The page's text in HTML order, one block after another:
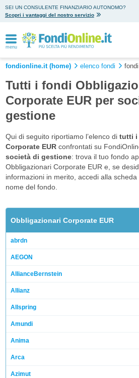
SEI UN CONSULENTE FINANZIARIO AUTONOMO?
Scopri i vantaggi del nostro servizio
menu
fondionline.it (home) elenco fondi
Tutti i fondi
Corporate EUR per
gestione
Qui di seguito riportiamo l’elenco di tutti i
Corporate EURconfrontati su
società di gestione: trova il tuo fondo
Obbligazionari Corporate EUR e, se
informazioni in merito, accedi alla
nome del fondo.
Obbligazionari Corporate EUR
abrdn
AEGON
AllianceBernstein
Allianz
Allspring
Amundi
Anima
Arca
Azimut